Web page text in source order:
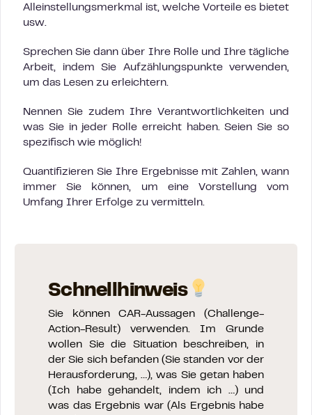
Alleinstellungsmerkmal ist, welche Vorteile es bietet
usw.
Sprechen Sie dann über Ihre Rolle und Ihre tägliche
Arbeit, indem Sie Aufzählungspunkte verwenden,
um das Lesen zu erleichtern.
Nennen Sie zudem Ihre Verantwortlichkeiten und
was Sie in jeder Rolle erreicht haben. Seien Sie so
spezifisch wie möglich!
Quantifizieren Sie Ihre Ergebnisse mit Zahlen, wann
immer Sie können, um eine Vorstellung vom
Umfang Ihrer Erfolge zu vermitteln.
Schnellhinweis
Sie können CAR-Aussagen (Challenge-
Action-Result) verwenden. Im Grunde
wollen Sie die Situation beschreiben, in
der Sie sich befanden (Sie standen vor der
Herausforderung, …), was Sie getan haben
(Ich habe gehandelt, indem ich …) und
was das Ergebnis war (Als Ergebnis habe